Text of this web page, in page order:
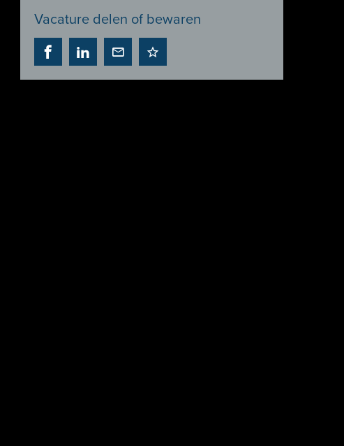
Vacature delen of bewaren